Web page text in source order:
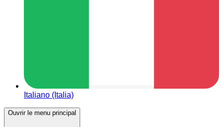
Italiano (Italia)
Ouvrir le menu principal